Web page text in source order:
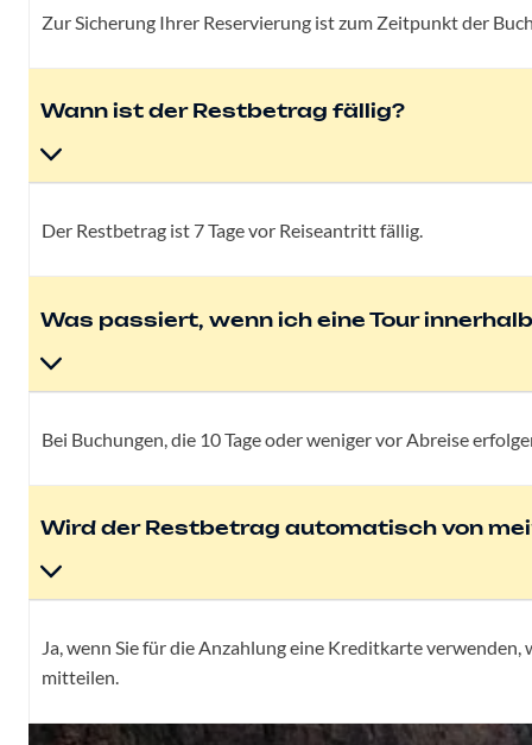
Zur Sicherung Ihrer Reservierung ist zum Zeitpunkt der
Wann ist der Restbetrag fällig?
Der Restbetrag ist 7 Tage vor Reiseantritt fällig.
Was passiert, wenn ich eine Tour
Bei Buchungen, die 10 Tage oder weniger vor Abreise
Wird der Restbetrag automatisch von
Ja, wenn Sie für die Anzahlung eine Kreditkarte
mitteilen.